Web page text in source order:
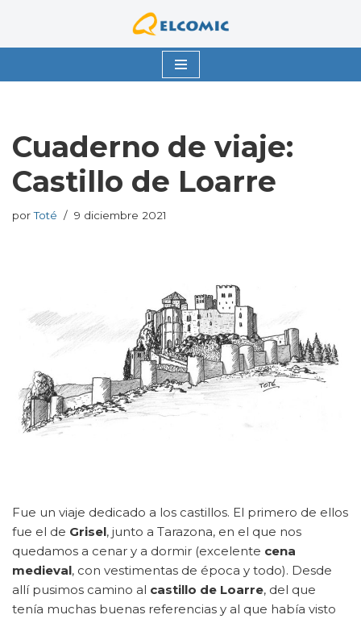
contenido
Cuaderno de viaje:
Castillo de Loarre
porToté 9 diciembre 2021
Fue un viaje dedicado a los castillos. El primero de ellos
fue el de Grisel, junto a Tarazona, en el que nos
quedamos a cenar y a dormir (excelente cena
medieval, con vestimentas de época y todo). Desde
allí pusimos camino al castillo de Loarre, del que
tenía muchas buenas referencias y al que había visto